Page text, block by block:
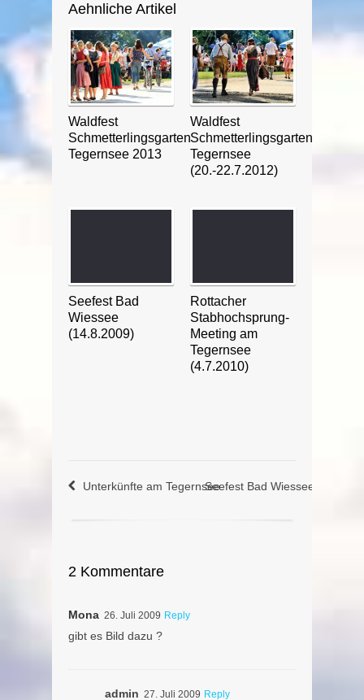
Aehnliche Artikel
Waldfest
Schmetterlingsgarten
Tegernsee 2013
Waldfest
Schmetterlingsgarten
Tegernsee
(20.-22.7.2012)
Seefest Bad
Wiessee
(14.8.2009)
Rottacher
Stabhochsprung-
Meeting am
Tegernsee
(4.7.2010)
Unterkünfte am TegernseeSeefest Bad Wiessee
2 Kommentare
Mona 26. Juli 2009 Reply
gibt es Bild dazu ?
admin 27. Juli 2009 Reply